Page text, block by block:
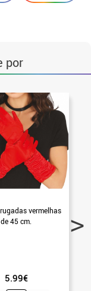
por
vermelhas
de 45 cm.
5.99€